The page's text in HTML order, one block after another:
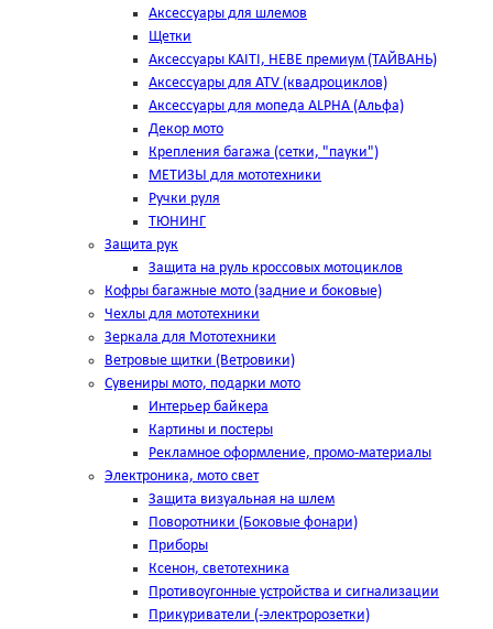
Аксессуары для шлемов
Щетки
Аксессуары KAITI, HEBE премиум (ТАЙВАНЬ)
Аксессуары для ATV (квадроциклов)
Аксессуары для мопеда ALPHA (Альфа)
Декор мото
Крепления багажа (сетки, "пауки")
МЕТИЗЫ для мототехники
Ручки руля
ТЮНИНГ
Защита рук
Защита на руль кроссовых мотоциклов
Кофры багажные мото (задние и боковые)
Чехлы для мототехники
Зеркала для Мототехники
Ветровые щитки (Ветровики)
Сувениры мото, подарки мото
Интерьер байкера
Картины и постеры
Рекламное оформление, промо-материалы
Электроника, мото свет
Защита визуальная на шлем
Поворотники (Боковые фонари)
Приборы
Ксенон, светотехника
Противоугонные устройства и сигнализации
Прикуриватели (-электророзетки)